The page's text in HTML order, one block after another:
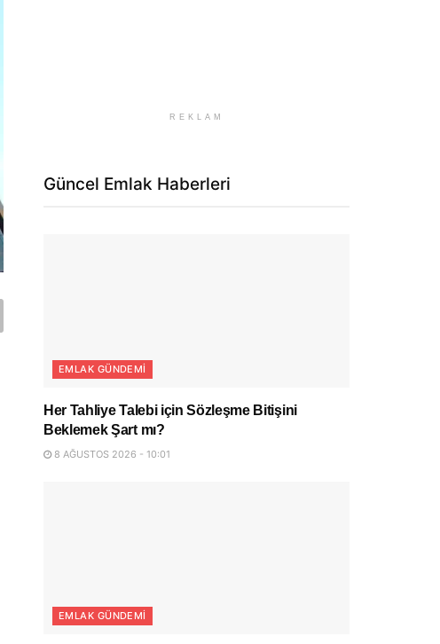
REKLAM
Güncel Emlak Haberleri
EMLAK GÜNDEMI
Her Tahliye Talebi için Sözleşme Bitişini
Beklemek Şart mı?
8 AĞUSTOS 2026 - 10:01
EMLAK GÜNDEMI